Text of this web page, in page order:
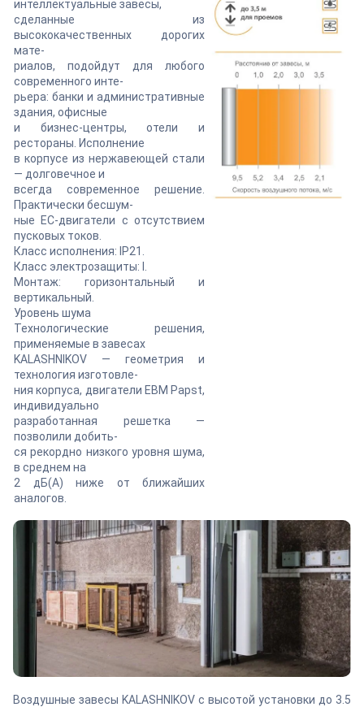
интеллектуальные завесы,
сделанные из
высококачественных дорогих
мате-
риалов, подойдут для любого
современного инте-
рьера: банки и административные
здания, офисные
и бизнес-центры, отели и
рестораны. Исполнение
в корпусе из нержавеющей стали
— долговечное и
всегда современное решение.
Практически бесшум-
ные ЕС-двигатели с отсутствием
пусковых токов.
Класс исполнения: IP21.
Класс электрозащиты: I.
Монтаж: горизонтальный и
вертикальный.
Уровень шума
Технологические решения,
применяемые в завесах
KALASHNIKOV — геометрия и
технология изготовле-
ния корпуса, двигатели EBM Papst,
индивидуально
разработанная решетка —
позволили добить-
ся рекордно низкого уровня шума,
в среднем на
2 дБ(А) ниже от ближайших
аналогов.
Воздушные завесы KALASHNIKOV с высотой установки до 3.5